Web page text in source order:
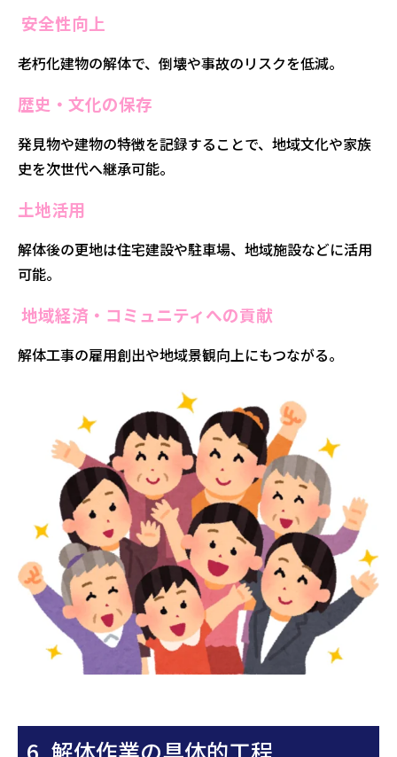
安全性向上
老朽化建物の解体で、倒壊や事故のリスクを低減。
歴史・文化の保存
発見物や建物の特徴を記録することで、地域文化や家族
史を次世代へ継承可能。
土地活用
解体後の更地は住宅建設や駐車場、地域施設などに活用
可能。
地域経済・コミュニティへの貢献
解体工事の雇用創出や地域景観向上にもつながる。